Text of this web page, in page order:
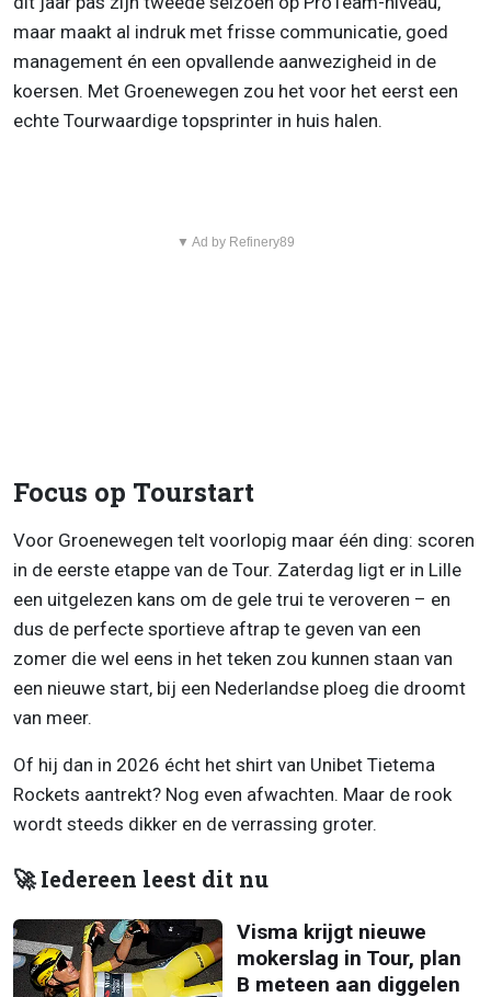
maar maakt al indruk met frisse communicatie, goed
management én een opvallende aanwezigheid in de
koersen. Met Groenewegen zou het voor het eerst een
echte Tourwaardige topsprinter in huis halen.
▼ Ad by Refinery89
Focus op Tourstart
Voor Groenewegen telt voorlopig maar één ding: scoren
in de eerste etappe van de Tour. Zaterdag ligt er in Lille
een uitgelezen kans om de gele trui te veroveren – en
dus de perfecte sportieve aftrap te geven van een
zomer die wel eens in het teken zou kunnen staan van
een nieuwe start, bij een Nederlandse ploeg die droomt
van meer.
Of hij dan in 2026 écht het shirt van Unibet Tietema
Rockets aantrekt? Nog even afwachten. Maar de rook
wordt steeds dikker en de verrassing groter.
🚀 Iedereen leest dit nu
Visma krijgt nieuwe
mokerslag in Tour, plan
B meteen aan diggelen